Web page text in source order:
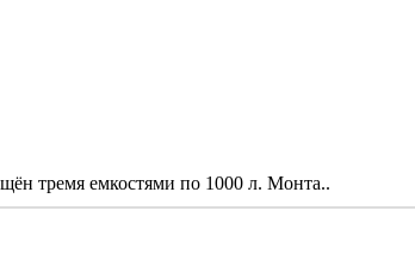
тремя емкостями по 1000 л. Монта..